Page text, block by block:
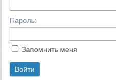
Пароль:
Запомнить меня